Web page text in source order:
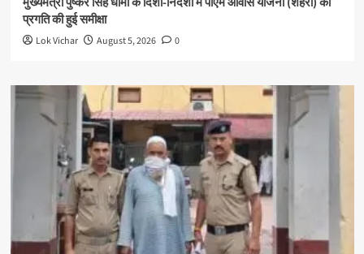
प्रगति की हुई समीक्षा
Lok Vichar August 5, 2026 0